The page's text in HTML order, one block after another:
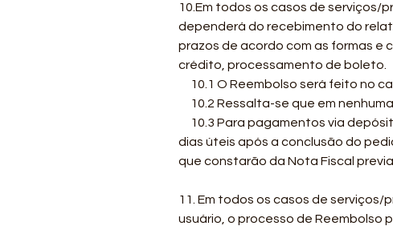
10.Em todos os casos de serviços/
dependerá do recebimento do
prazos de acordo com as formas
crédito, processamento de boleto.
10.1 O Reembolso será feito no
10.2 Ressalta-se que em
10.3 Para pagamentos via
dias úteis após a conclusão do
que constarão da Nota Fiscal
11. Em todos os casos de
usuário, o processo de Reembolso